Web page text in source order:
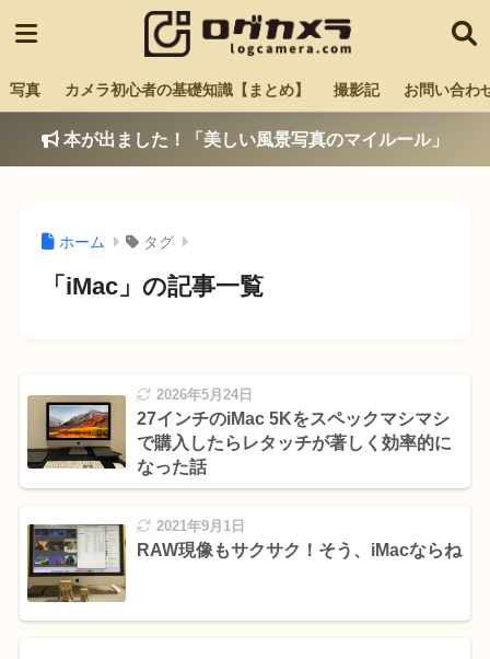
写真 カメラ初心者の基礎知識【まとめ】 撮影記 お問い合わ
本が出ました！「美しい風景写真のマイルール」
ホーム タグ
「iMac」の記事一覧
2026年5月24日
27インチのiMac 5Kをスペックマシマシ
で購入したらレタッチが著しく効率的に
なった話
2021年9月1日
RAW現像もサクサク！そう、iMacならね